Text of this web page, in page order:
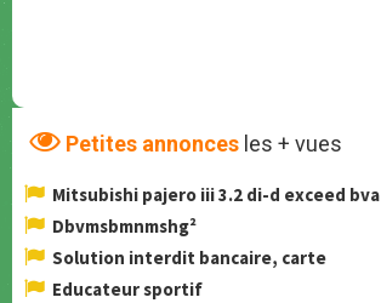
Petites annonces les + vues
Mitsubishi pajero iii 3.2 di-d exceed bva
Dbvmsbmnmshg²
Solution interdit bancaire, carte
Educateur sportif